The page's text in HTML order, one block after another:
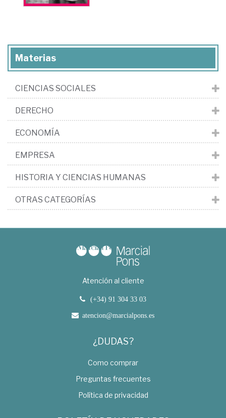
Materias
CIENCIAS SOCIALES
DERECHO
ECONOMÍA
EMPRESA
HISTORIA Y CIENCIAS HUMANAS
OTRAS CATEGORÍAS
Atención al cliente
(+34) 91 304 33 03
atencion@marcialpons.es
¿DUDAS?
Como comprar
Preguntas frecuentes
Política de privacidad